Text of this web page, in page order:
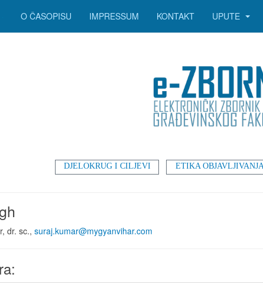
DJELOKRUG I CILJEVI ETIKA
O ČASOPISU IMPRESSUM KONTAKT UPUTE
dr. sc., suraj.kumar@mygyanvihar.com